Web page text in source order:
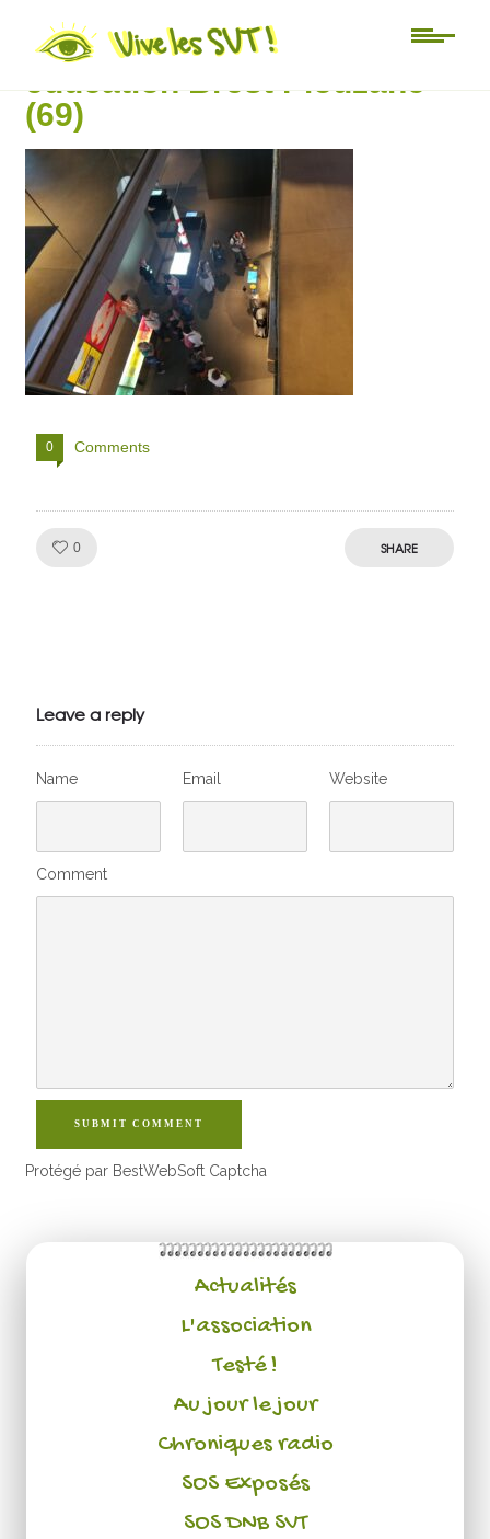
Université d’été Mer
éducation Brest Plouzané
(69)
0 Comments
0 SHARE
Leave a reply
Name Email Website
Comment
SUBMIT COMMENT
Protégé par BestWebSoft Captcha
Actualités
L'association
Testé !
Au jour le jour
Chroniques radio
SOS Exposés
SOS DNB SVT